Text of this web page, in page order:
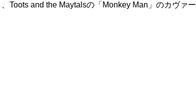
Toots and the Maytalsの「Monkey Man」のカヴァー